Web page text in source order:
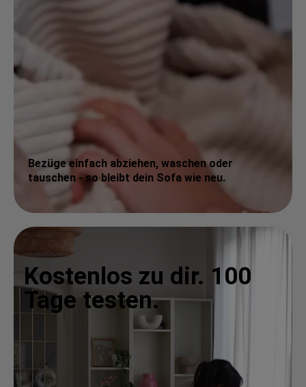
Bezüge einfach abziehen, waschen oder
tauschen - so bleibt dein Sofa wie neu.
Kostenlos zu dir. 100
Tage testen.